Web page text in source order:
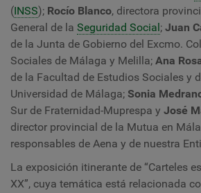
(INSS); Rocío Blanco, directora
General de la Seguridad Social; Juan
de la Junta de Gobierno del Excmo.
Sociales de Málaga y Melilla; Ana
de la Facultad de Estudios Sociales y
Universidad de Málaga; Sonia
Sur de Fraternidad-Muprespa y José
director provincial de la Mutua en
responsables de Aena y de nuestra
La exposición itinerante de “Carteles
XX”, cuya temática está relacionada